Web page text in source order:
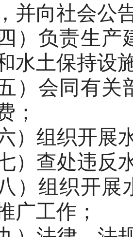
并向社会公
四）负责生
水土保持设
五）会同有
；
六）组织开展
七）查处违反
八）组织开
广工作；